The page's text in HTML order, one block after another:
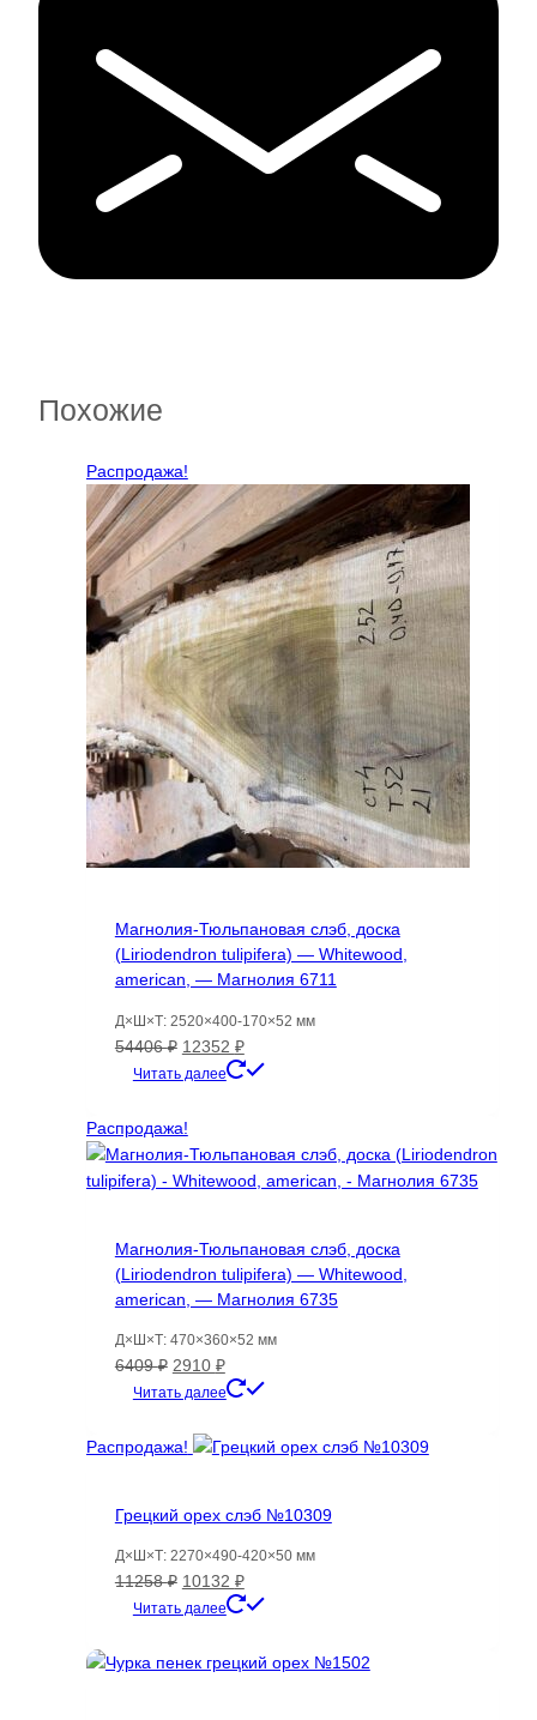
Похожие
Распродажа!
Магнолия-Тюльпановая слэб, доска
(Liriodendron tulipifera) — Whitewood,
american, — Магнолия 6711
Д×Ш×Т: 2520×400-170×52 мм
54406₽ Первоначальная
цена
54406 ₽.
12352 ₽Текущая
цена:
Читать далее
Распродажа!
Магнолия-Тюльпановая слэб, доска
(Liriodendron tulipifera) — Whitewood,
american, — Магнолия 6735
Д×Ш×Т: 470×360×52 мм
6409₽ Первоначальная
цена
6409 ₽.
2910 ₽Текущая
цена:
Читать далее
Распродажа!
Грецкий орех слэб №10309
Д×Ш×Т: 2270×490-420×50 мм
11258₽ Первоначальная
цена
11258 ₽.
10132 ₽Текущая
цена:
Читать далее